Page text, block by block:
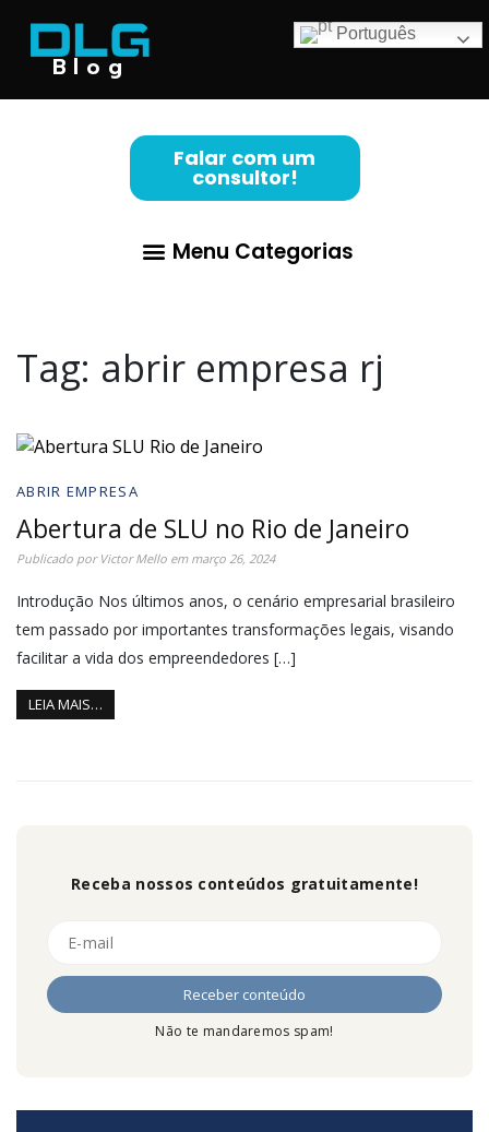
Blog
Português
Falar com um
consultor!
Menu Categorias
Tag: abrir empresa rj
ABRIR EMPRESA
Abertura de SLU no Rio de Janeiro
Publicado por Victor Mello em março 26, 2024
Introdução Nos últimos anos, o cenário empresarial brasileiro
tem passado por importantes transformações legais, visando
facilitar a vida dos empreendedores […]
LEIA MAIS…
Receba nossos conteúdos gratuitamente!
Não te mandaremos spam!